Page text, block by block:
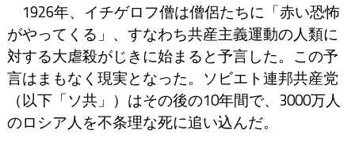
1926年、イチゲロフ僧は僧侶たちに「赤い恐怖
がやってくる」、すなわち共産主義運動の人類に
対する大虐殺がじきに始まると予言した。この予
言はまもなく現実となった。ソビエト連邦共産党
（以下「ソ共」）はその後の10年間で、3000万人
のロシア人を不条理な死に追い込んだ。